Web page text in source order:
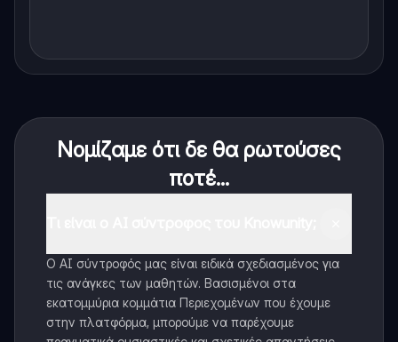
Νομίζαμε ότι δε θα ρωτούσες
ποτέ...
Ο AI σύντροφός μας είναι ειδικά σχεδιασμένος για
τις ανάγκες των μαθητών. Βασισμένοι στα
εκατομμύρια κομμάτια Περιεχομένων που έχουμε
στην πλατφόρμα, μπορούμε να παρέχουμε